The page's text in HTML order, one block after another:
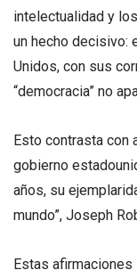
intelectualidad y
un hecho decisivo:
Unidos, con sus
“democracia” no
Esto contrasta con
gobierno
años, su
mundo”, Joseph
Estas